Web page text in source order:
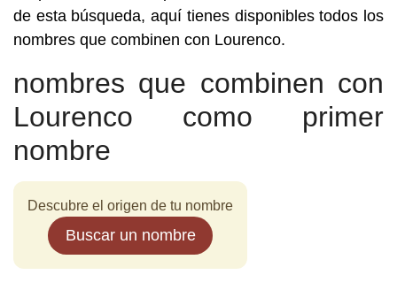
de esta búsqueda, aquí tienes disponibles todos los
nombres que combinen con Lourenco.
nombres que combinen con
Lourenco como primer
nombre
Descubre el origen de tu nombre
Buscar un nombre